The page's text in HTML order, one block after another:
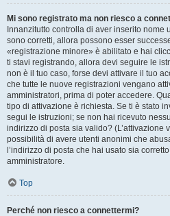
Mi sono registrato ma non riesco a
Innanzitutto controlla di aver inserito nome
sono corretti, allora possono esser
«registrazione minore» è abilitato e hai
ti stavi registrando, allora devi seguire le
non è il tuo caso, forse devi attivare il tuo
che tutte le nuove registrazioni vengano
amministratori, prima di poter accedere.
tipo di attivazione è richiesta. Se ti è stato
segui le istruzioni; se non hai ricevuto
indirizzo di posta sia valido? (L’attivazione
possibilità di avere utenti anonimi che
l’indirizzo di posta che hai usato sia
amministratore.
Top
Perché non riesco a connettermi?